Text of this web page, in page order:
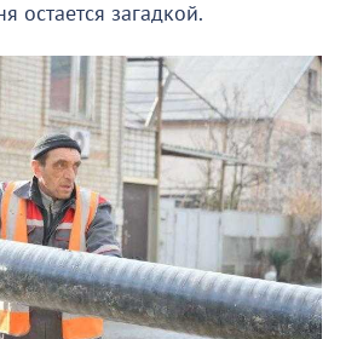
остается загадкой.